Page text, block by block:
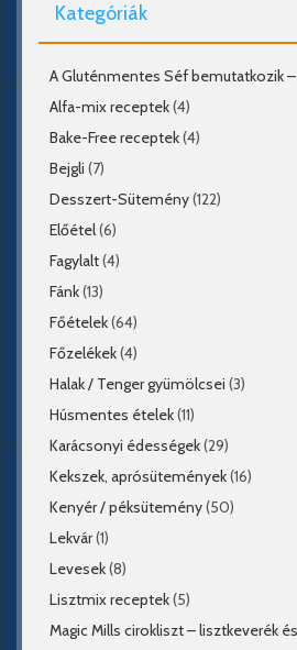
Kategóriák
A Gluténmentes Séf bemutatkozik
Alfa-mix receptek(4)
Bake-Free receptek(4)
Bejgli (7)
Desszert-Sütemény(122)
Előétel(6)
Fagylalt(4)
Fánk(13)
Főételek(64)
Főzelékek(4)
Halak / Tenger gyümölcsei (3)
Húsmentes ételek(11)
Karácsonyi édességek(29)
Kekszek, aprósütemények(16)
Kenyér / péksütemény(50)
Lekvár(1)
Levesek(8)
Lisztmix receptek(5)
Magic Mills cirokliszt – lisztkeverék